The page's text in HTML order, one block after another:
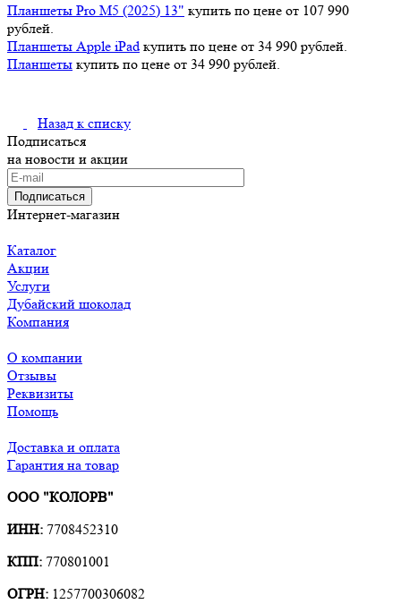
Планшеты Pro M5 (2025) 13" купить по цене от 107 990
рублей.
Планшеты Apple iPad купить по цене от 34 990 рублей.
Планшеты купить по цене от 34 990 рублей.
Назад к списку
Подписаться
на новости и акции
Подписаться
Интернет-магазин
Каталог
Акции
Услуги
Дубайский шоколад
Компания
О компании
Отзывы
Реквизиты
Помощь
Доставка и оплата
Гарантия на товар
ООО "КОЛОРВ"
ИНН: 7708452310
КПП: 770801001
ОГРН: 1257700306082